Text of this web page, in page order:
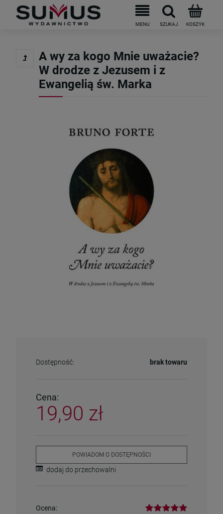
A wy za kogo Mnie uważacie?
W drodze z Jezusem i z
Ewangelią św. Marka
Dostępność: brak towaru
Cena:
19,90 zł
POWIADOM O DOSTĘPNOŚCI
dodaj do przechowalni
Ocena: